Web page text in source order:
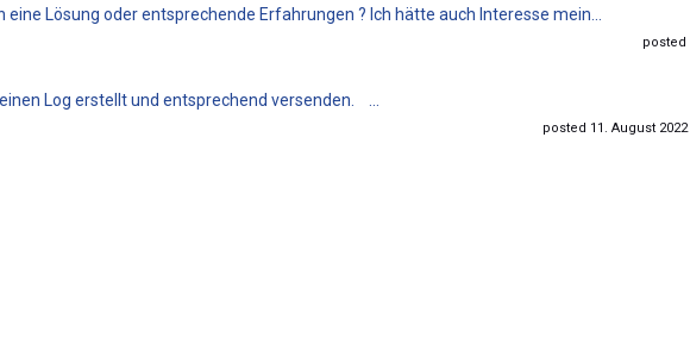
eine Lösung oder entsprechende Erfahrungen ? Ich hätte auch Interesse mein...
posted
Log erstellt und entsprechend versenden. ...
posted 11. August